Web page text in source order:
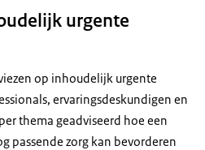
urgente
op inhoudelijk urgente
ervaringsdeskundigen en
thema geadviseerd hoe een
passende zorg kan bevorderen